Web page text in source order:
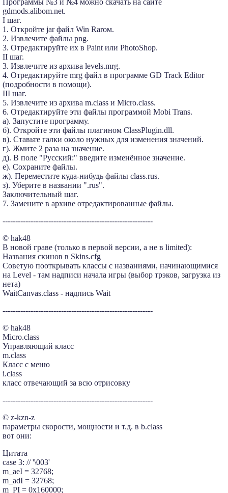
Программы №3 и №4 можно скачать на сайте
gdmods.alibom.net.
I шаг.
1. Откройте jar файл Win Rarом.
2. Извлечите файлы png.
3. Отредактируйте их в Paint или PhotoShop.
II шаг.
3. Извлечите из архива levels.mrg.
4. Отредактируйте mrg файл в программе GD Track Editor
(подробности в помощи).
III шаг.
5. Извлечите из архива m.class и Micro.class.
6. Отредактируйте эти файлы программой Mobi Trans.
а). Запустите программу.
б). Откройте эти файлы плагином ClassPlugin.dll.
в). Ставьте галки около нужных для изменения значений.
г). Жмите 2 раза на значение.
д). В поле "Русский:" введите изменённое значение.
е). Сохраните файлы.
ж). Переместите куда-нибудь файлы class.rus.
з). Уберите в названии ".rus".
Заключительный шаг.
7. Замените в архиве отредактированные файлы.
-----------------------------------------------------------
© hak48
В новой граве (только в первой версии, а не в limited):
Названия скинов в Skins.cfg
Советую пооткрывать классы с названиями, начинающимися
на Level - там надписи начала игры (выбор трэков, загрузка из
нета)
WaitCanvas.class - надпись Wait
-----------------------------------------------------------
© hak48
Micro.class
Управляющий класс
m.class
Класс с меню
i.class
класс отвечающий за всю отрисовку
-----------------------------------------------------------
© z-kzn-z
параметры скорости, мощности и т.д. в b.class
вот они:
Цитата
case 3: // '\003'
m_aeI = 32768;
m_adI = 32768;
m_PI = 0x160000;